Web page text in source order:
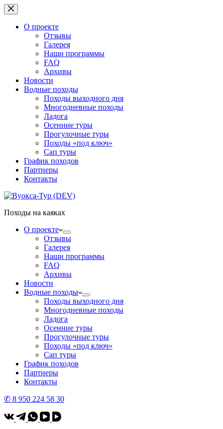
Перейти
к
сути
О проекте
Отзывы
Галерея
Наши программы
FAQ
Архивы
Новости
Водные походы
Походы выходного дня
Многодневные походы
Ладога
Осенние туры
Прогулочные туры
Походы «под ключ»
Сап туры
График походов
Партнеры
Контакты
Походы на каяках
О проекте
Отзывы
Галерея
Наши программы
FAQ
Архивы
Новости
Водные походы
Походы выходного дня
Многодневные походы
Ладога
Осенние туры
Прогулочные туры
Походы «под ключ»
Сап туры
График походов
Партнеры
Контакты
✆ 8 950 224 58 30